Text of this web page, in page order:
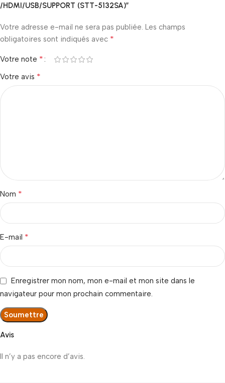
Avis
Il n’y a pas encore d’avis.
/HDMI/USB/SUPPORT (STT-5132SA)”
Votre adresse e-mail ne sera pas publiée. Les champs
obligatoires sont indiqués avec *
Votre note *
Votre avis *
Nom *
E-mail *
Enregistrer mon nom, mon e-mail et mon site dans le
navigateur pour mon prochain commentaire.